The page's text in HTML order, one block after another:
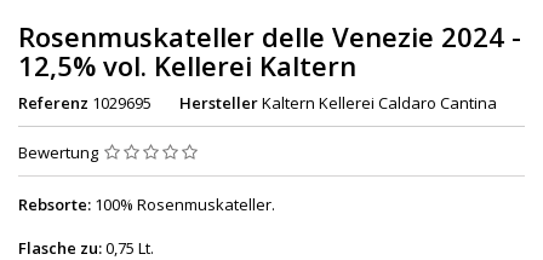
Rosenmuskateller delle Venezie 2024 -
12,5% vol. Kellerei Kaltern
Referenz 1029695 HerstellerKaltern Kellerei Caldaro Cantina
Bewertung
Rebsorte: 100% Rosenmuskateller.
Flasche zu:0,75 Lt.